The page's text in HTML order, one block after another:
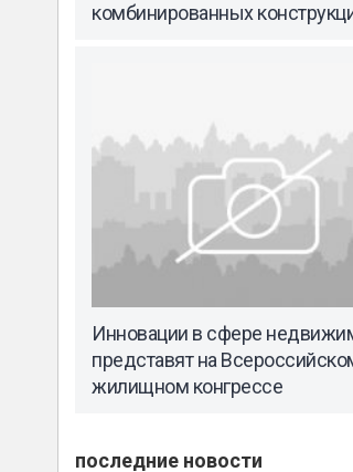
комбинированных
Инновации в сфере
представят на
жилищном конгрессе
последние новости